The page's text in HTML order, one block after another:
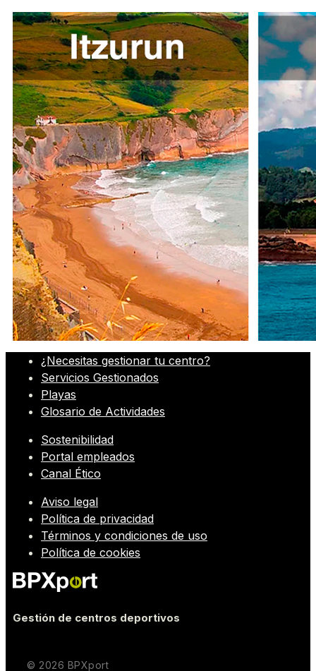
¿Necesitas gestionar tu centro?
Servicios Gestionados
Playas
Glosario de Actividades
Sostenibilidad
Portal empleados
Canal Ético
Aviso legal
Política de privacidad
Términos y condiciones de uso
Política de cookies
Gestión de centros deportivos
© 2026 BPXport